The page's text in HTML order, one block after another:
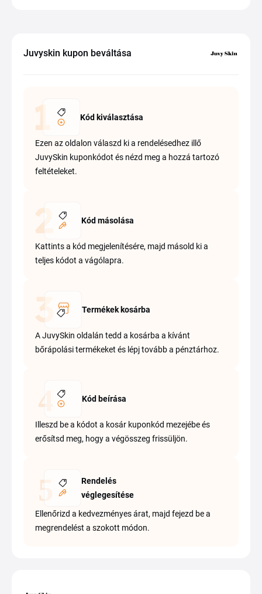
Juvyskin kupon beváltása
Kód kiválasztása
Ezen az oldalon válaszd ki a rendelésedhez illő
JuvySkin kuponkódot és nézd meg a hozzá tartozó
feltételeket.
Kód másolása
Kattints a kód megjelenítésére, majd másold ki a
teljes kódot a vágólapra.
Termékek kosárba
A JuvySkin oldalán tedd a kosárba a kívánt
bőrápolási termékeket és lépj tovább a pénztárhoz.
Kód beírása
Illeszd be a kódot a kosár kuponkód mezejébe és
erősítsd meg, hogy a végösszeg frissüljön.
Rendelés
véglegesítése
Ellenőrizd a kedvezményes árat, majd fejezd be a
megrendelést a szokott módon.